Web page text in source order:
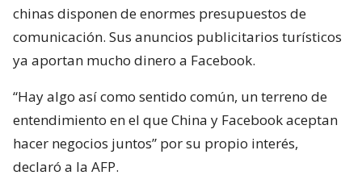
chinas disponen de enormes presupuestos de
comunicación. Sus anuncios publicitarios turísticos
ya aportan mucho dinero a Facebook.
“Hay algo así como sentido común, un terreno de
entendimiento en el que China y Facebook aceptan
hacer negocios juntos” por su propio interés,
declaró a la AFP.